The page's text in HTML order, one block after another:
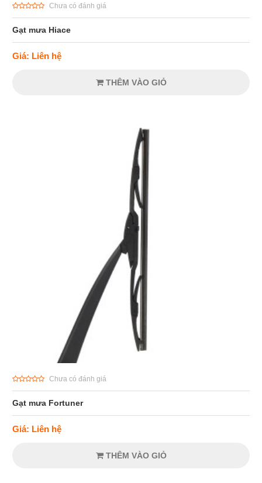
Chưa có đánh giá
Gạt mưa Hiace
Giá: Liên hệ
THÊM VÀO GIỎ
Chưa có đánh giá
Gạt mưa Fortuner
Giá: Liên hệ
THÊM VÀO GIỎ